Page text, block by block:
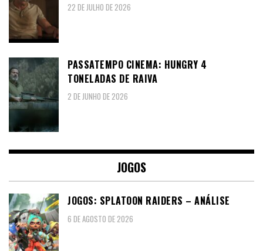
22 DE JULHO DE 2026
PASSATEMPO CINEMA: HUNGRY 4
TONELADAS DE RAIVA
2 DE JUNHO DE 2026
JOGOS
JOGOS: SPLATOON RAIDERS – ANÁLISE
6 DE AGOSTO DE 2026